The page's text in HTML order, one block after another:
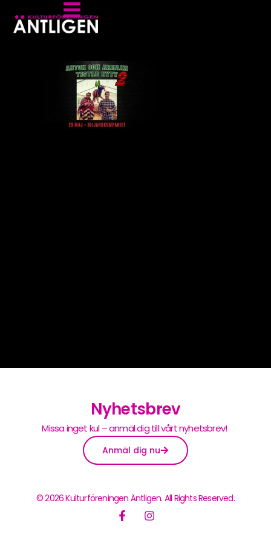
Nyhetsbrev
Missa inget kul – anmäl dig till vårt nyhetsbrev!
Anmäl dig nu
© 2026 Kulturföreningen Äntligen. All Rights Reserved.